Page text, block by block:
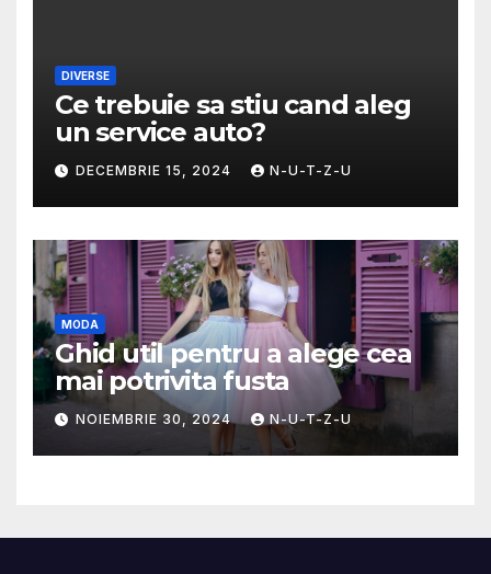
DIVERSE
Ce trebuie sa stiu cand aleg
un service auto?
DECEMBRIE 15, 2024 N-U-T-Z-U
MODA
Ghid util pentru a alege cea
mai potrivita fusta
NOIEMBRIE 30, 2024 N-U-T-Z-U